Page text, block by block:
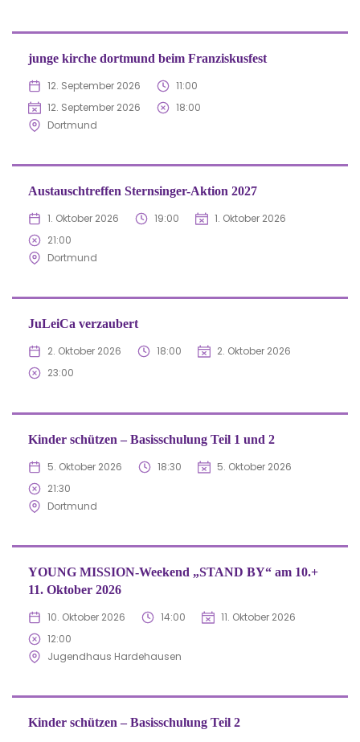
junge kirche dortmund beim Franziskusfest
12. September 2026
11:00
12. September 2026
18:00
Dortmund
Austauschtreffen Sternsinger-Aktion 2027
1. Oktober 2026
19:00
1. Oktober 2026
21:00
Dortmund
JuLeiCa verzaubert
2. Oktober 2026
18:00
2. Oktober 2026
23:00
Kinder schützen – Basisschulung Teil 1 und 2
5. Oktober 2026
18:30
5. Oktober 2026
21:30
Dortmund
YOUNG MISSION-Weekend „STAND BY“ am 10.+
11. Oktober 2026
10. Oktober 2026
14:00
11. Oktober 2026
12:00
Jugendhaus Hardehausen
Kinder schützen – Basisschulung Teil 2